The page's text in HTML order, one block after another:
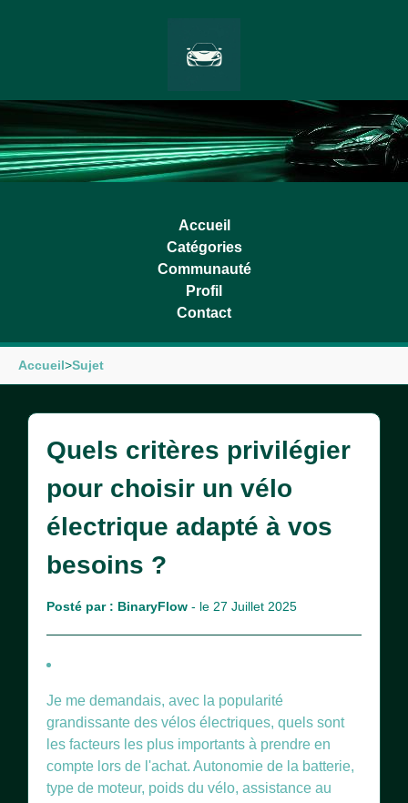
Accueil
Catégories
Communauté
Profil
Contact
Accueil>Sujet
Quels critères privilégier
pour choisir un vélo
électrique adapté à vos
besoins ?
Posté par : BinaryFlow - le 27 Juillet 2025
Je me demandais, avec la popularité
grandissante des vélos électriques, quels sont
les facteurs les plus importants à prendre en
compte lors de l'achat. Autonomie de la batterie,
type de moteur, poids du vélo, assistance au